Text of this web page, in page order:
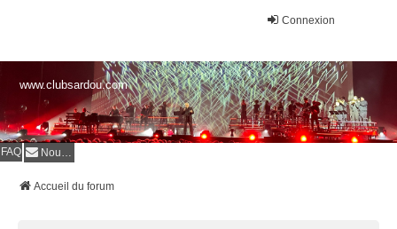
Connexion
www.clubsardou.com
FAQ Nous contacter
Accueil du forum